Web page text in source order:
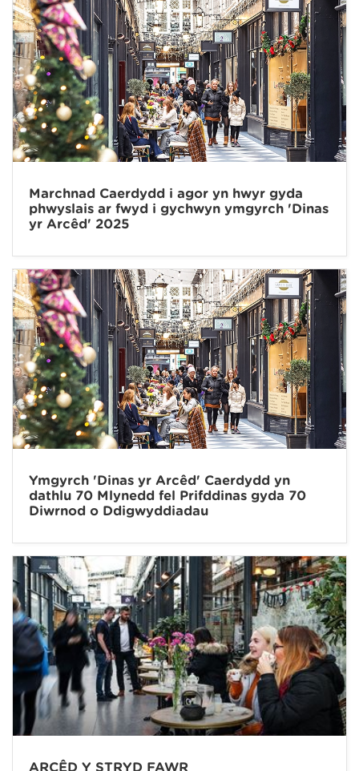
Marchnad Caerdydd i agor yn hwyr gyda
phwyslais ar fwyd i gychwyn ymgyrch 'Dinas
yr Arcêd' 2025
Ymgyrch 'Dinas yr Arcêd' Caerdydd yn
dathlu 70 Mlynedd fel Prifddinas gyda 70
Diwrnod o Ddigwyddiadau
ARCÊD Y STRYD FAWR